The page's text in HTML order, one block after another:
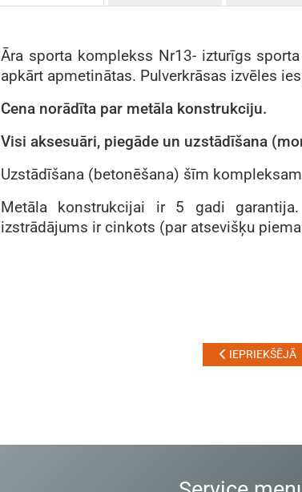
Āra sporta komplekss Nr13- izturīgs
apkārt apmetinātas. Pulverkrāsas izvēles
Cena norādītapar metāla konstrukciju.
Visi aksesuāri, piegāde un uzstādīšana
Uzstādīšana (betonēšana) šīm
Metāla konstrukcijai ir 5 gadi
izstrādājums ir cinkots (par atsevišķu
IEPRIEKŠĒJĀ